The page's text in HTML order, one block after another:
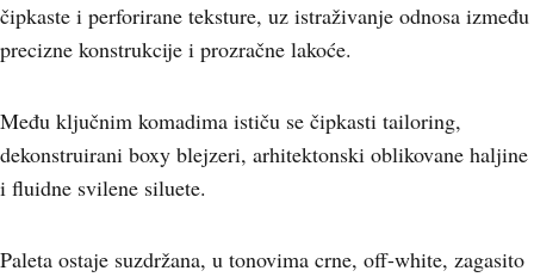
čipkaste i perforirane teksture, uz istraživanje odnosa između
precizne konstrukcije i prozračne lakoće.
Među ključnim komadima ističu se čipkasti tailoring,
dekonstruirani boxy blejzeri, arhitektonski oblikovane haljine
i fluidne svilene siluete.
Paleta ostaje suzdržana, u tonovima crne, off-white, zagasito